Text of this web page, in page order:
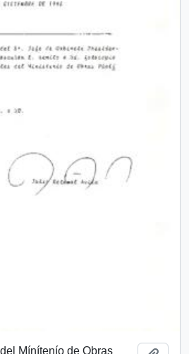
Mínítenío de Obras